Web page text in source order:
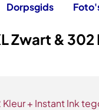
Dorpsgids
Zwart & 302
+ Instant Ink